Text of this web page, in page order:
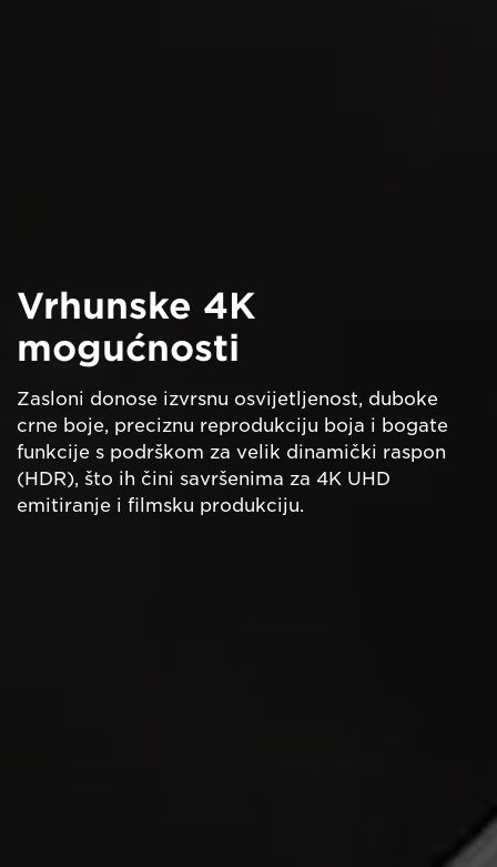
Vrhunske 4K
mogućnosti
Zasloni donose izvrsnu osvijetljenost, duboke
crne boje, preciznu reprodukciju boja i bogate
funkcije s podrškom za velik dinamički raspon
(HDR), što ih čini savršenima za 4K UHD
emitiranje i filmsku produkciju.